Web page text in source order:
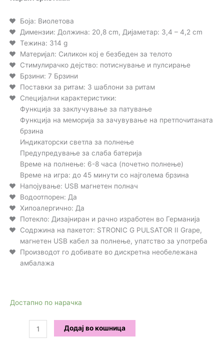
Боја: Виолетова
Димензии: Должина: 20,8 cm, Дијаметар: 3,4 – 4,2 cm
Тежина: 314 g
Материјал: Силикон кој е безбеден за телото
Стимулирачко дејство: потиснување и пулсирање
Брзини: 7 Брзини
Поставки за ритам: 3 шаблони за ритам
Специјални карактеристики:
Функција за заклучување за патување
Функција на меморија за зачувување на претпочитаната
брзина
Индикаторски светла за полнење
Предупредување за слаба батерија
Време на полнење: 6-8 часа (почетно полнење)
Време на игра: до 45 минути со најголема брзина
Напојување: USB магнетен полнач
Водоотпорен: Да
Хипоалергично: Да
Потекло: Дизајниран и рачно изработен во Германија
Содржина на пакетот: STRONIC G PULSATOR II Grape,
магнетен USB кабел за полнење, упатство за употреба
Производот го добивате во дискретна необележана
амбалажа
Достапно по нарачка
Factory
Додај во кошница